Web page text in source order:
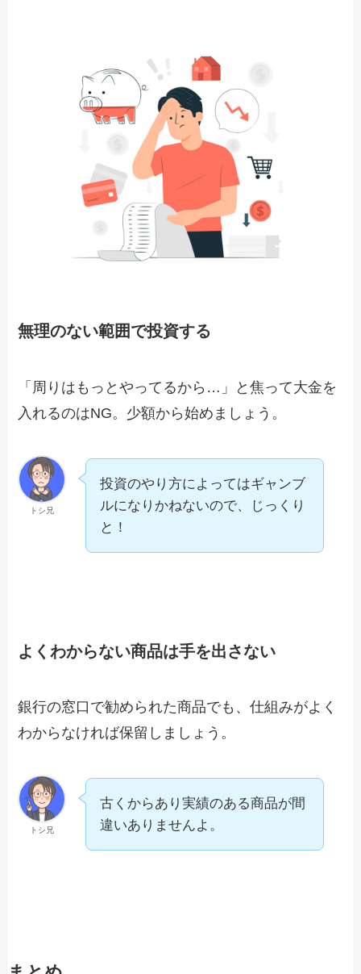
無理のない範囲で投資する
「周りはもっとやってるから…」と焦って大金を
入れるのはNG。少額から始めましょう。
トシ兄
投資のやり方によってはギャンブ
ルになりかねないので、じっくり
と！
よくわからない商品は手を出さない
銀行の窓口で勧められた商品でも、仕組みがよく
わからなければ保留しましょう。
トシ兄
古くからあり実績のある商品が間
違いありませんよ。